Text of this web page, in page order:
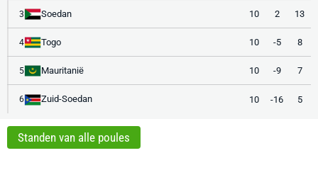
3 Soedan 10 2 13
4 Togo 10 -5 8
5 Mauritanië 10 -9 7
6 Zuid-Soedan 10 -16 5
Standen van alle poules